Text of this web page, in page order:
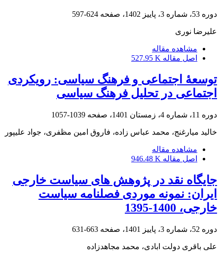
دوره 53، شماره 3، پاییز 1402، صفحه 624-597
علیرضا نوری
مشاهده مقاله
اصل مقاله 527.95 K
توسعۀ اجتماعی و فرهنگ سیاسی: رویکردی
اجتماعی در تحلیل فرهنگ سیاسی
دوره 11، شماره 4، زمستان 1401، صفحه 1039-1057
خالید میارغنج، محمد عباس زاده، فاروق امین مظفری، جواد علیپور
مشاهده مقاله
اصل مقاله 946.48 K
جایگاه نقد در پژوهش های سیاست خارجی
ایران: نمونه موردی فصلنامه سیاست
خارجی، 1400-1395
دوره 52، شماره 3، پاییز 1401، صفحه 663-631
علی باقری دولت ابادی، محمد مجاهدزاده